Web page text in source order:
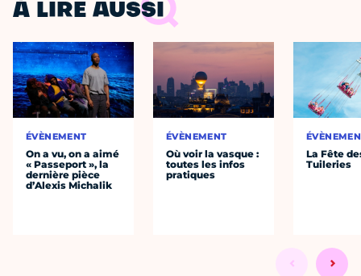
À LIRE AUSSI
ÉVÈNEMENT
On a vu, on a aimé
« Passeport », la
dernière pièce
d’Alexis Michalik
ÉVÈNEMENT
Où voir la vasque :
toutes les infos
pratiques
La Fête
Tuileries